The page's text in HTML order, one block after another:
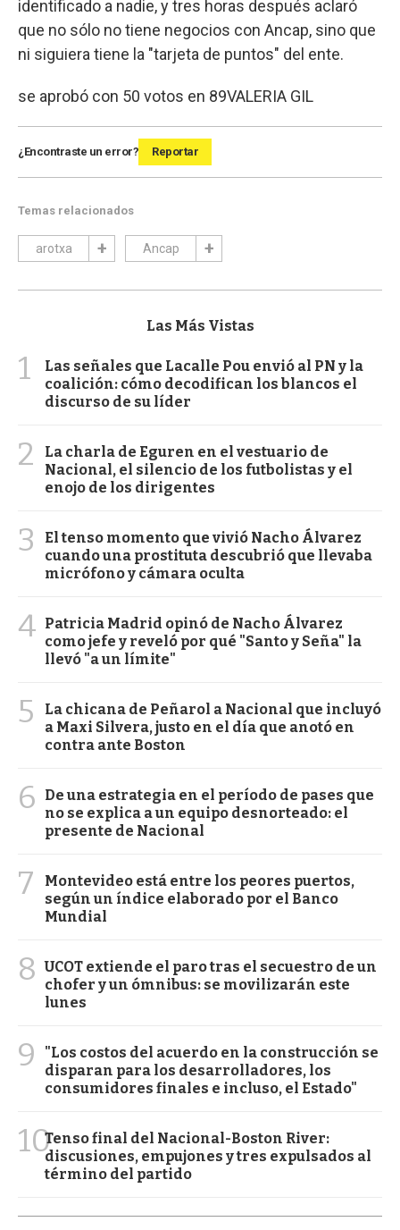
identificado a nadie, y tres horas después aclaró
que no sólo no tiene negocios con Ancap, sino que
ni siguiera tiene la "tarjeta de puntos" del ente.
se aprobó con 50 votos en 89VALERIA GIL
¿Encontraste un error? Reportar
Temas relacionados
arotxa Ancap
Las Más Vistas
1
Las señales que Lacalle Pou envió al PN y la
coalición: cómo decodifican los blancos el
discurso de su líder
2
La charla de Eguren en el vestuario de
Nacional, el silencio de los futbolistas y el
enojo de los dirigentes
3
El tenso momento que vivió Nacho Álvarez
cuando una prostituta descubrió que llevaba
micrófono y cámara oculta
4 Patricia Madrid opinó de Nacho Álvarez
como jefe y reveló por qué "Santo y Seña" la
llevó "a un límite"
5
La chicana de Peñarol a Nacional que incluyó
a Maxi Silvera, justo en el día que anotó en
contra ante Boston
6
De una estrategia en el período de pases que
no se explica a un equipo desnorteado: el
presente de Nacional
7
Montevideo está entre los peores puertos,
según un índice elaborado por el Banco
Mundial
8 UCOT extiende el paro tras el secuestro de un
chofer y un ómnibus: se movilizarán este
lunes
9
"Los costos del acuerdo en la construcción se
disparan para los desarrolladores, los
consumidores finales e incluso, el Estado"
10Tenso final del Nacional-Boston River:
discusiones, empujones y tres expulsados al
término del partido